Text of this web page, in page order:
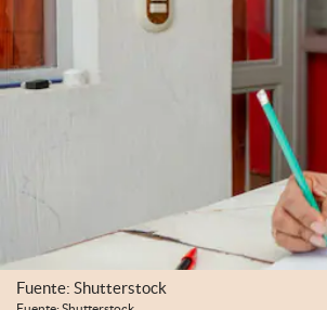
Fuente: Shutterstock